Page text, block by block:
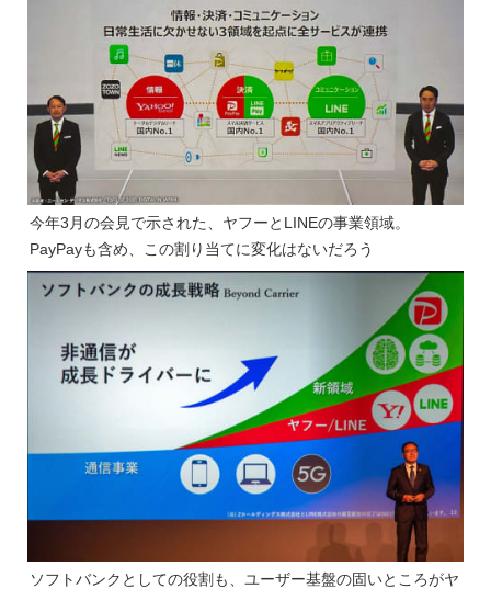
今年3月の会見で示された、ヤフーとLINEの事業領域。
PayPayも含め、この割り当てに変化はないだろう
ソフトバンクとしての役割も、ユーザー基盤の固いところがヤ